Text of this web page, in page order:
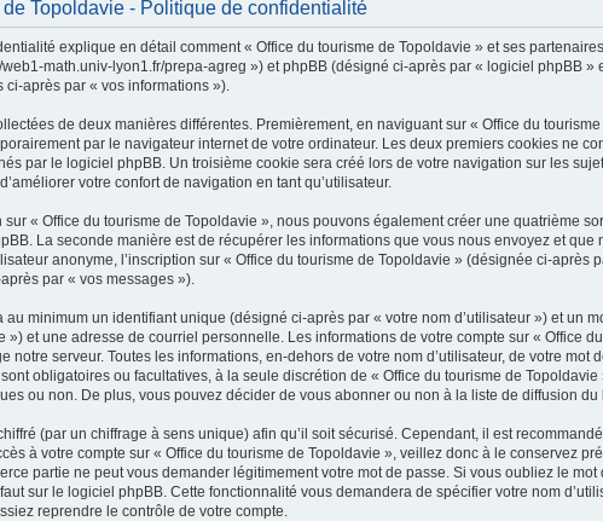
Topoldavie - Politique de confidentialité
explique en détail comment « Office du tourisme de Topoldavie » et ses
math.univ-lyon1.fr/prepa-agreg ») et phpBB (désigné ci-après par « logiciel phpBB
après par « vos informations »).
de deux manières différentes. Premièrement, en naviguant sur « Office du
par le navigateur internet de votre ordinateur. Les deux premiers cookies ne
par le logiciel phpBB. Un troisième cookie sera créé lors de votre navigation sur les
votre confort de navigation en tant qu’utilisateur.
sur « Office du tourisme de Topoldavie », nous pouvons également créer une quatrième
La seconde manière est de récupérer les informations que vous nous envoyez et
anonyme, l’inscription sur « Office du tourisme de Topoldavie » (désignée ci-
par « vos messages »).
au minimum un identifiant unique (désigné ci-après par « votre nom d’utilisateur ») et un
») et une adresse de courriel personnelle. Les informations de votre compte sur « Office
notre serveur. Toutes les informations, en-dehors de votre nom d’utilisateur, de votre
obligatoires ou facultatives, à la seule discrétion de « Office du tourisme de
ou non. De plus, vous pouvez décider de vous abonner ou non à la liste de diffusion
(par un chiffrage à sens unique) afin qu’il soit sécurisé. Cependant, il est
à votre compte sur « Office du tourisme de Topoldavie », veillez donc à le conservez
partie ne peut vous demander légitimement votre mot de passe. Si vous oubliez le
sur le logiciel phpBB. Cette fonctionnalité vous demandera de spécifier votre nom
reprendre le contrôle de votre compte.